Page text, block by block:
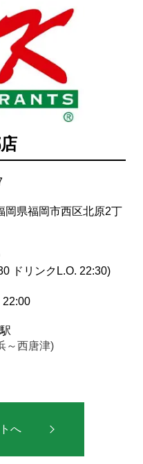
岡県福岡市西区北原2丁
ドリンクL.O. 22:30)
22:00
～西唐津)
へ